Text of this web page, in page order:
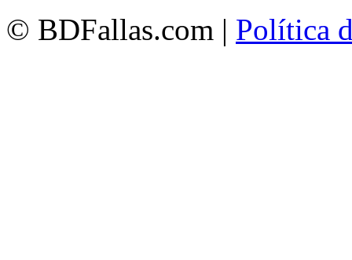
© BDFallas.com | Política